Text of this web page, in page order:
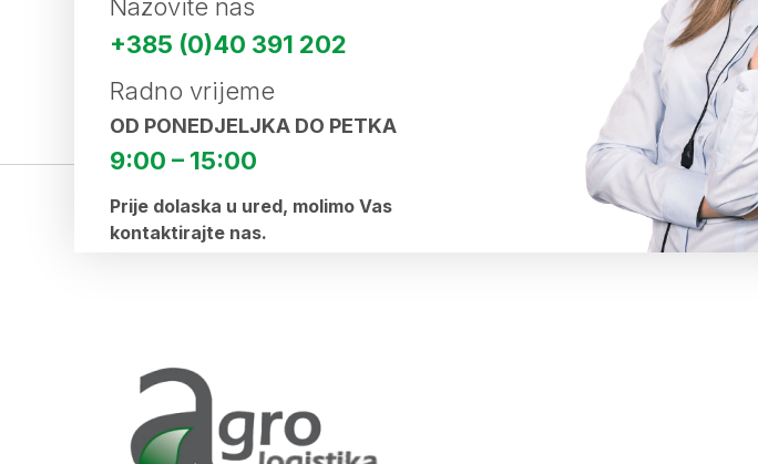
Nazovite nas
+385 (0)40 391 202
Radno vrijeme
OD PONEDJELJKA DO PETKA
9:00 – 15:00
Prije dolaska u ured, molimo Vas
kontaktirajte nas.